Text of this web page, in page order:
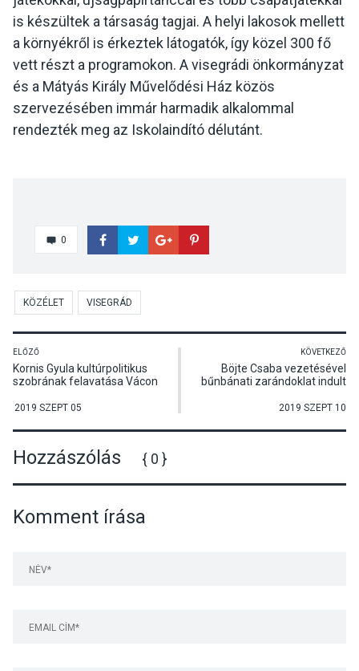
is készültek a társaság tagjai. A helyi lakosok mellett
a környékről is érkeztek látogatók, így közel 300 fő
vett részt a programokon. A visegrádi önkormányzat
és a Mátyás Király Művelődési Ház közös
szervezésében immár harmadik alkalommal
rendezték meg az Iskolaindító délutánt.
0
KÖZÉLET VISEGRÁD
ELŐZŐ
Kornis Gyula kultúrpolitikus
szobrának felavatása Vácon
2019 SZEPT 05
KÖVETKEZŐ
Böjte Csaba vezetésével
bűnbánati zarándoklat indult
2019 SZEPT 10
Hozzászólás { 0 }
Komment írása